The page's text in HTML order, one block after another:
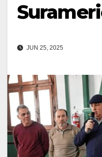
JUN 25, 2025